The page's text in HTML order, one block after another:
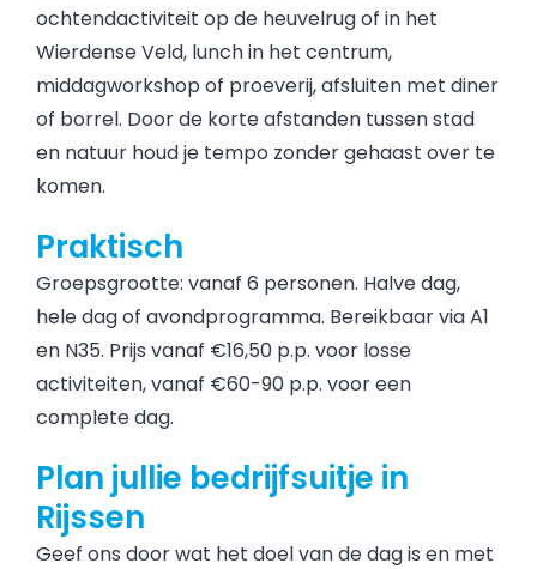
ochtendactiviteit op de heuvelrug of in het
Wierdense Veld, lunch in het centrum,
middagworkshop of proeverij, afsluiten met diner
of borrel. Door de korte afstanden tussen stad
en natuur houd je tempo zonder gehaast over te
komen.
Praktisch
Groepsgrootte: vanaf 6 personen. Halve dag,
hele dag of avondprogramma. Bereikbaar via A1
en N35. Prijs vanaf €16,50 p.p. voor losse
activiteiten, vanaf €60-90 p.p. voor een
complete dag.
Plan jullie bedrijfsuitje in
Rijssen
Geef ons door wat het doel van de dag is en met